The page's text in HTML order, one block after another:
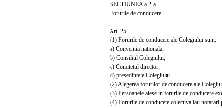
SECTIUNEA a 2-a
Forurile de conducere
Art. 25
(1) Forurile de conducere ale Colegiului sunt:
a) Conventia nationala;
b) Consiliul Colegiului;
c) Comitetul director;
d) presedintele Colegiului.
(2) Alegerea forurilor de conducere ale
(3) Persoanele alese in forurile de conducere
(4) Forurile de conducere colectiva iau hotarari